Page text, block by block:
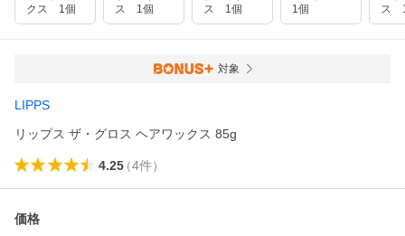
クス 1個
ス 1個
ス 1個
1個
ス
対象
LIPPS
リップス ザ・グロス ヘアワックス 85g
4.25（4件）
価格